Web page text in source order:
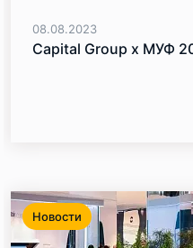
08.08.2023
Capital Group х МУФ
Новости